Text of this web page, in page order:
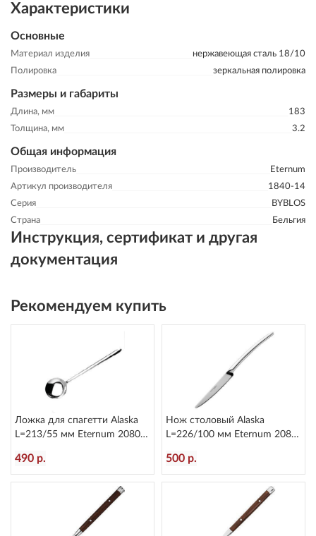
Характеристики
Основные
Материал изделия
нержавеющая сталь 18/10
Полировка
зеркальная полировка
Размеры и габариты
Длина, мм
183
Толщина, мм
3.2
Общая информация
Производитель
Eternum
Артикул производителя
1840-14
Серия
BYBLOS
Страна
Бельгия
Инструкция, сертификат и другая
документация
Рекомендуем купить
Ложка для спагетти Alaska
L=213/55 мм Eternum 2080-
490 р.
Нож столовый Alaska
L=226/100 мм Eternum 2080-
500 р.